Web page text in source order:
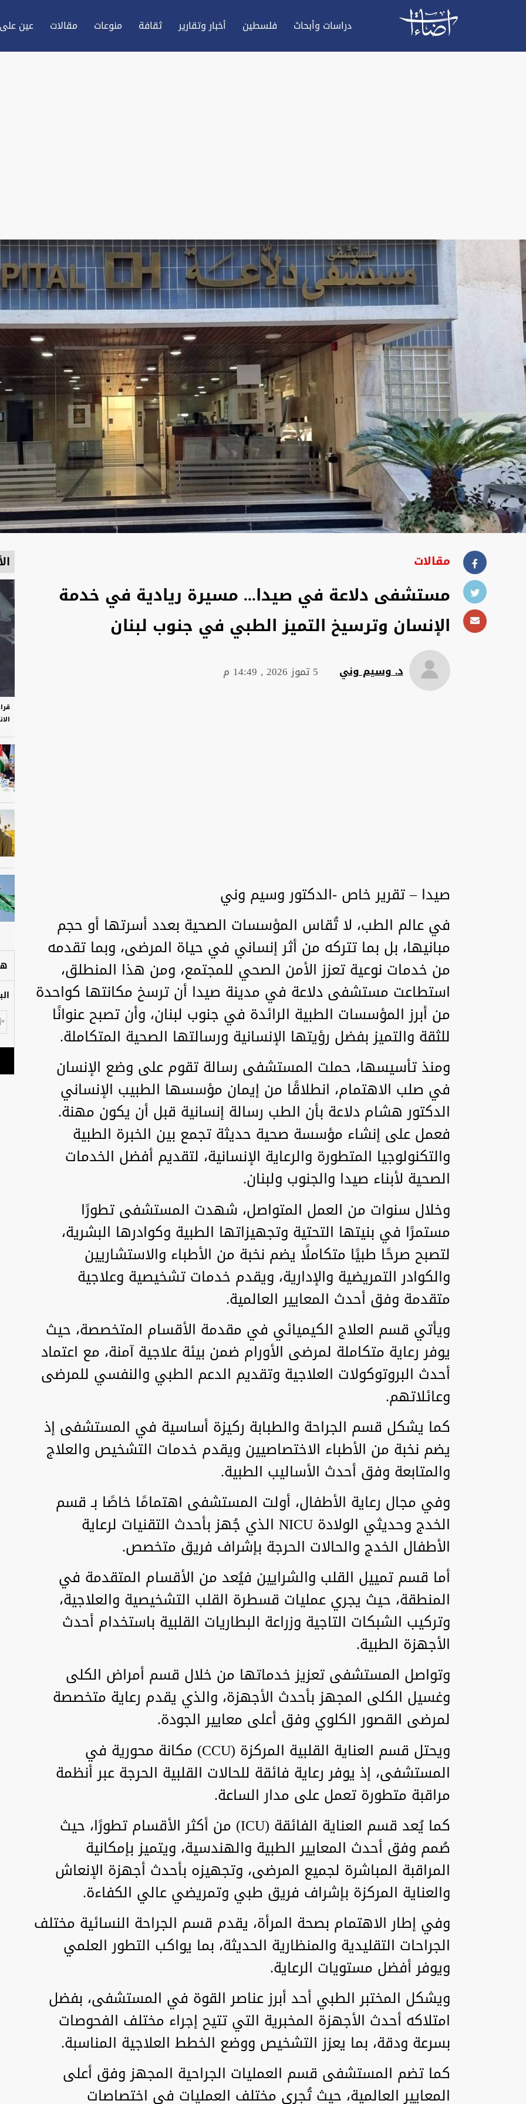
دراسات وأبحاث فلسطين أخبار وتقارير ثقافة منوعات مقالات عين
مقالات
مستشفى دلاعة في صيدا... مسيرة ريادية في خدمة
الإنسان وترسيخ التميز الطبي في جنوب لبنان
د. وسيم وني 5 تموز 2026 , 14:49 م
صيدا – تقرير خاص -الدكتور وسيم وني
في عالم الطب، لا تُقاس المؤسسات الصحية بعدد أسرتها أو حجم
مبانيها، بل بما تتركه من أثر إنساني في حياة المرضى، وبما تقدمه
من خدمات نوعية تعزز الأمن الصحي للمجتمع، ومن هذا المنطلق،
استطاعت مستشفى دلاعة في مدينة صيدا أن ترسخ مكانتها كواحدة
من أبرز المؤسسات الطبية الرائدة في جنوب لبنان، وأن تصبح عنوانًا
للثقة والتميز بفضل رؤيتها الإنسانية ورسالتها الصحية المتكاملة.
ومنذ تأسيسها، حملت المستشفى رسالة تقوم على وضع الإنسان
في صلب الاهتمام، انطلاقًا من إيمان مؤسسها الطبيب الإنساني
الدكتور هشام دلاعة بأن الطب رسالة إنسانية قبل أن يكون مهنة.
فعمل على إنشاء مؤسسة صحية حديثة تجمع بين الخبرة الطبية
والتكنولوجيا المتطورة والرعاية الإنسانية، لتقديم أفضل الخدمات
الصحية لأبناء صيدا والجنوب ولبنان.
وخلال سنوات من العمل المتواصل، شهدت المستشفى تطورًا
مستمرًا في بنيتها التحتية وتجهيزاتها الطبية وكوادرها البشرية،
لتصبح صرحًا طبيًا متكاملًا يضم نخبة من الأطباء والاستشاريين
والكوادر التمريضية والإدارية، ويقدم خدمات تشخيصية وعلاجية
متقدمة وفق أحدث المعايير العالمية.
ويأتي قسم العلاج الكيميائي في مقدمة الأقسام المتخصصة، حيث
يوفر رعاية متكاملة لمرضى الأورام ضمن بيئة علاجية آمنة، مع اعتماد
أحدث البروتوكولات العلاجية وتقديم الدعم الطبي والنفسي للمرضى
وعائلاتهم.
كما يشكل قسم الجراحة والطبابة ركيزة أساسية في المستشفى إذ
يضم نخبة من الأطباء الاختصاصيين ويقدم خدمات التشخيص والعلاج
والمتابعة وفق أحدث الأساليب الطبية.
وفي مجال رعاية الأطفال، أولت المستشفى اهتمامًا خاصًا بـ قسم
الخدج وحديثي الولادة NICU الذي جُهز بأحدث التقنيات لرعاية
الأطفال الخدج والحالات الحرجة بإشراف فريق متخصص.
أما قسم تمييل القلب والشرايين فيُعد من الأقسام المتقدمة في
المنطقة، حيث يجري عمليات قسطرة القلب التشخيصية والعلاجية،
وتركيب الشبكات التاجية وزراعة البطاريات القلبية باستخدام أحدث
الأجهزة الطبية.
وتواصل المستشفى تعزيز خدماتها من خلال قسم أمراض الكلى
وغسيل الكلى المجهز بأحدث الأجهزة، والذي يقدم رعاية متخصصة
لمرضى القصور الكلوي وفق أعلى معايير الجودة.
ويحتل قسم العناية القلبية المركزة (CCU) مكانة محورية في
المستشفى، إذ يوفر رعاية فائقة للحالات القلبية الحرجة عبر أنظمة
مراقبة متطورة تعمل على مدار الساعة.
كما يُعد قسم العناية الفائقة (ICU) من أكثر الأقسام تطورًا، حيث
صُمم وفق أحدث المعايير الطبية والهندسية، ويتميز بإمكانية
المراقبة المباشرة لجميع المرضى، وتجهيزه بأحدث أجهزة الإنعاش
والعناية المركزة بإشراف فريق طبي وتمريضي عالي الكفاءة.
وفي إطار الاهتمام بصحة المرأة، يقدم قسم الجراحة النسائية مختلف
الجراحات التقليدية والمنظارية الحديثة، بما يواكب التطور العلمي
ويوفر أفضل مستويات الرعاية.
ويشكل المختبر الطبي أحد أبرز عناصر القوة في المستشفى، بفضل
امتلاكه أحدث الأجهزة المخبرية التي تتيح إجراء مختلف الفحوصات
بسرعة ودقة، بما يعزز التشخيص ووضع الخطط العلاجية المناسبة.
كما تضم المستشفى قسم العمليات الجراحية المجهز وفق أعلى
المعايير العالمية، حيث تُجرى مختلف العمليات في اختصاصات